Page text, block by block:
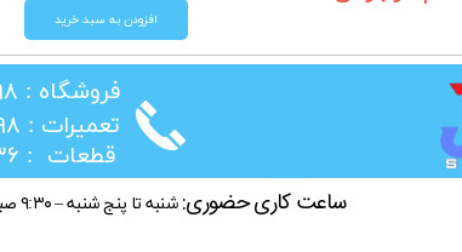
افزودن به سبد خرید
​فروشگاه : ۰۲۶۳۲۲۲۲۲۹۸
​تعمیرات : ۰۲۶۳۲۲۰۲۲۹۸
​قطعات : ۰۲۱۳۶۳۴۹۹۳۶
ساعت کاری حضوری: شنبه تا پنج شنبه – ۹:۳۰ صبح الی ۲۱:۰۰